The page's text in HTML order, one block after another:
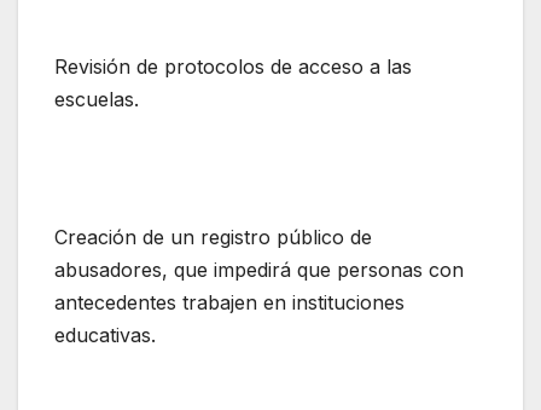
Revisión de protocolos de acceso a las
escuelas.
Creación de un registro público de
abusadores, que impedirá que personas con
antecedentes trabajen en instituciones
educativas.